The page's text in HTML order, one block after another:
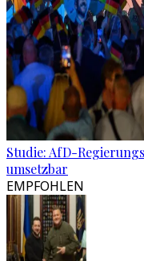
Studie: AfD-
umsetzbar
EMPFOHLEN